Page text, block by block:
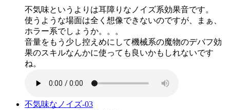
不気味というよりは耳障りなノイズ系効果音です。
使うような場面は全く想像できないのですが、まぁ、
ホラー系でしょうか。。。
音量をもう少し控えめにして機械系の魔物のデバフ効
果のスキルなんかに使っても良いかもしれないです
ね。
不気味なノイズ-03